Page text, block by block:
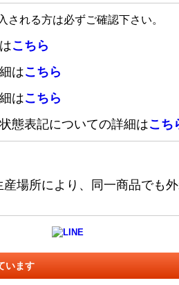
される方は必ずご確認下さい。
こちら
はこちら
はこちら
態表記についての詳細はこち
場所により、同一商品でも
います